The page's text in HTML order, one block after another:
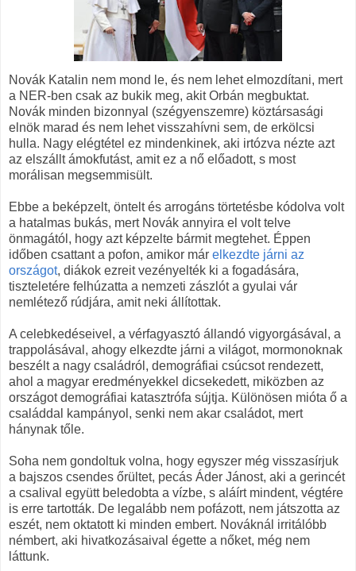
Novák Katalin nem mond le, és nem lehet elmozdítani, mert
a NER-ben csak az bukik meg, akit Orbán megbuktat.
Novák minden bizonnyal (szégyenszemre) köztársasági
elnök marad és nem lehet visszahívni sem, de erkölcsi
hulla. Nagy elégtétel ez mindenkinek, aki irtózva nézte azt
az elszállt ámokfutást, amit ez a nő előadott, s most
morálisan megsemmisült.
Ebbe a beképzelt, öntelt és arrogáns törtetésbe kódolva volt
a hatalmas bukás, mert Novák annyira el volt telve
önmagától, hogy azt képzelte bármit megtehet. Éppen
időben csattant a pofon, amikor már elkezdte járni az
országot, diákok ezreit vezényelték ki a fogadására,
tiszteletére felhúzatta a nemzeti zászlót a gyulai vár
nemlétező rúdjára, amit neki állítottak.
A celebkedéseivel, a vérfagyasztó állandó vigyorgásával, a
trappolásával, ahogy elkezdte járni a világot, mormonoknak
beszélt a nagy családról, demográfiai csúcsot rendezett,
ahol a magyar eredményekkel dicsekedett, miközben az
országot demográfiai katasztrófa sújtja. Különösen mióta ő a
családdal kampányol, senki nem akar családot, mert
hánynak tőle.
Soha nem gondoltuk volna, hogy egyszer még visszasírjuk
a bajszos csendes őrültet, pecás Áder Jánost, aki a gerincét
a csalival együtt beledobta a vízbe, s aláírt mindent, végtére
is erre tartották. De legalább nem pofázott, nem játszotta az
eszét, nem oktatott ki minden embert. Nováknál irritálóbb
némbert, aki hivatkozásaival égette a nőket, még nem
láttunk.